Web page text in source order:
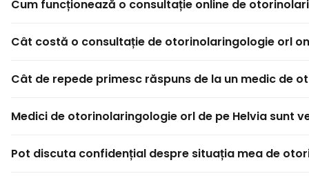
Cum funcționează o consultație online de
Cât costă o consultație de otorinolaringologie orl
Cât de repede primesc răspuns de la un medic de
Medici de otorinolaringologie orl de pe Helvia sunt
Pot discuta confidențial despre situația mea de